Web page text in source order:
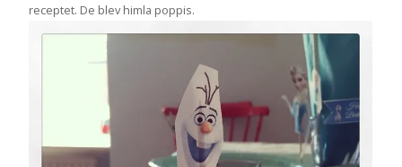
receptet. De blev himla poppis.